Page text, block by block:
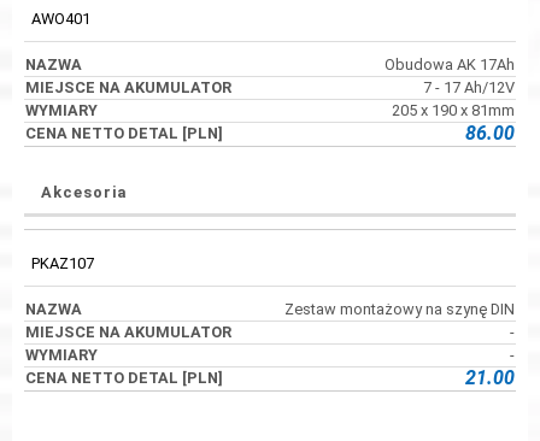
AWO401
Obudowa AK 17Ah
7 - 17 Ah/12V
205 x 190 x 81mm
86.00
Akcesoria
PKAZ107
Zestaw montażowy na szynę DIN
-
-
21.00